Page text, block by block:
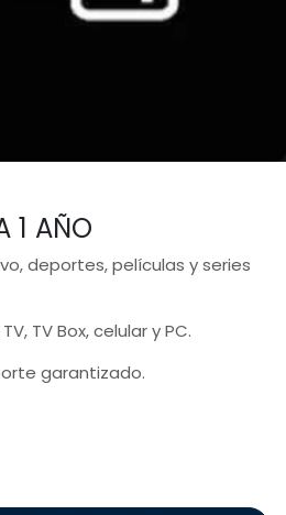
1 AÑO
deportes, películas y series
TV Box, celular y PC.
garantizado.